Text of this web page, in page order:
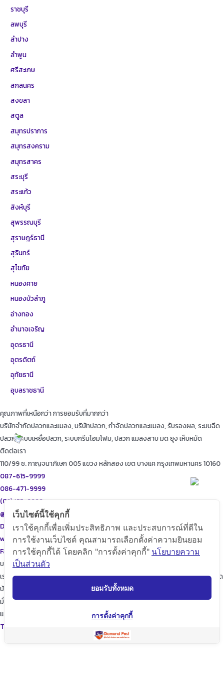
ราชบุรี
ลพบุรี
ลำปาง
ลำพูน
ศรีสะเกษ
สกลนคร
สงขลา
สตูล
สมุทรปราการ
สมุทรสงคราม
สมุทรสาคร
สระบุรี
สระแก้ว
สิงห์บุรี
สุพรรณบุรี
สุราษฎร์ธานี
สุรินทร์
สุโขทัย
หนองคาย
หนองบัวลำภู
อ่างทอง
อำนาจเจริญ
อุดรธานี
อุตรดิตถ์
อุทัยธานี
อุบลราชธานี
คุณภาพที่เหนือกว่า การยอมรับที่มากกว่า
บริษัทจำกัดปลวกและแมลง, บริษัทปลวก, กำจัดปลวกและแมลง, รับรองผล, ระบบฉีด
ปลวก, ระบบเหยื่อปลวก, ระบบกรีนโฮมโฟม, ปลวก แมลงสาบ มด ยุง เห็บหมัด
ติดต่อเรา
110/99 ซ. กาญจนาภิเษก 005 แขวง หลักสอง เขต บางแค กรุงเทพมหานคร 10160
087-615-9999
086-471-9999
(02)455-9999
@diamondpest
Diamond Pest Control
www.diamondpest.com
Facebook LineEnvelope
บริการของเรา
เราจะพัฒนาการบริการให้กับลูกค้าดียิ่งขึ้นในทุกๆด้าน ให้เราดูแลใส่ใจทุกรายละเอียด
บ้านของท่านก็เปรียบเสมือนบ้านของเรา
มั่นใจในเรามั่นใจใน “ไดมอนด์แพลนเนท” บริการเป็นเลิศ ผู้นำด้านการกำจัดปลวก
แมลง และสัตว์รบกวนต่างๆ ปลอดภัยต่อบ้านและครอบครัวคุณอย่างแน่นอน
TopKeyWord
เว็บไซต์นี้ใช้คุกกี้
เราใช้คุกกี้เพื่อเพิ่มประสิทธิภาพ และประสบการณ์ที่ดีใน
การใช้งานเว็บไซต์ คุณสามารถเลือกตั้งค่าความยินยอม
การใช้คุกกี้ได้ โดยคลิก "การตั้งค่าคุกกี้" นโยบายความ
เป็นส่วนตัว
ยอมรับทั้งหมด
การตั้งค่าคุกกี้